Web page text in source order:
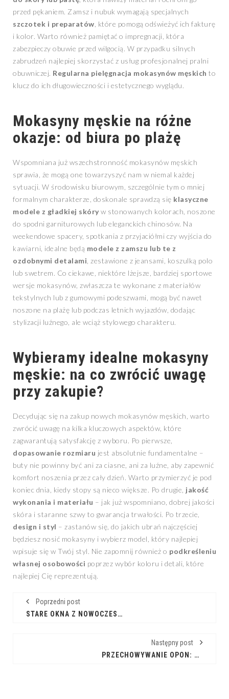
przed pękaniem. Zamsz i nubuk wymagają specjalnych
szczotek i preparatów , które pomogą odświeżyć ich fakturę
i kolor. Warto również pamiętać o impregnacji, która
zabezpieczy obuwie przed wilgocią. W przypadku silnych
zabrudzeń najlepiej skorzystać z usług profesjonalnej pralni
obuwniczej. Regularna pielęgnacja mokasynów męskich to
klucz do ich długowieczności i estetycznego wyglądu.
Mokasyny męskie na różne
okazje: od biura po plażę
Wspomniana już wszechstronność mokasynów męskich
sprawia, że mogą one towarzyszyć nam w niemal każdej
sytuacji. W środowisku biurowym, szczególnie tym o mniej
formalnym charakterze, doskonale sprawdzą się klasyczne
modele z gładkiej skóry w stonowanych kolorach, noszone
do spodni garniturowych lub eleganckich chinosów. Na
weekendowe spacery, spotkania z przyjaciółmi czy wyjścia do
kawiarni, idealne będą modele z zamszu lub te z
ozdobnymi detalami , zestawione z jeansami, koszulką polo
lub swetrem. Co ciekawe, niektóre lżejsze, bardziej sportowe
wersje mokasynów, zwłaszcza te wykonane z materiałów
tekstylnych lub z gumowymi podeszwami, mogą być nawet
noszone na plażę lub podczas letnich wyjazdów, dodając
stylizacji luźnego, ale wciąż stylowego charakteru.
Wybieramy idealne mokasyny
męskie: na co zwrócić uwagę
przy zakupie?
Decydując się na zakup nowych mokasynów męskich, warto
zwrócić uwagę na kilka kluczowych aspektów, które
zagwarantują satysfakcję z wyboru. Po pierwsze,
dopasowanie rozmiaru jest absolutnie fundamentalne –
buty nie powinny być ani za ciasne, ani za luźne, aby zapewnić
komfort noszenia przez cały dzień. Warto przymierzyć je pod
koniec dnia, kiedy stopy są nieco większe. Po drugie, jakość
wykonania i materiału – jak już wspomniano, dobrej jakości
skóra i staranne szwy to gwarancja trwałości. Po trzecie,
design i styl – zastanów się, do jakich ubrań najczęściej
będziesz nosić mokasyny i wybierz model, który najlepiej
wpisuje się w Twój styl. Nie zapomnij również o podkreśleniu
własnej osobowości poprzez wybór koloru i detali, które
najlepiej Cię reprezentują.
Poprzedni post
STARE OKNA Z NOWOCZESNYMI ROLETAMI: POŁĄCZENIE STYLU I FUNKCJONALNOŚCI
Następny post
PRZECHOWYWANIE OPON: KLUCZ DO ICH DŁUGOWIECZNOŚCI